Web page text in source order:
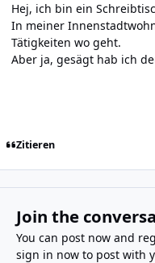
Hej, ich bin ein
In meiner
Tätigkeiten wo geht.
Aber ja, gesägt hab ich
Zitieren
Join the
You can post now and
sign in nowto post with